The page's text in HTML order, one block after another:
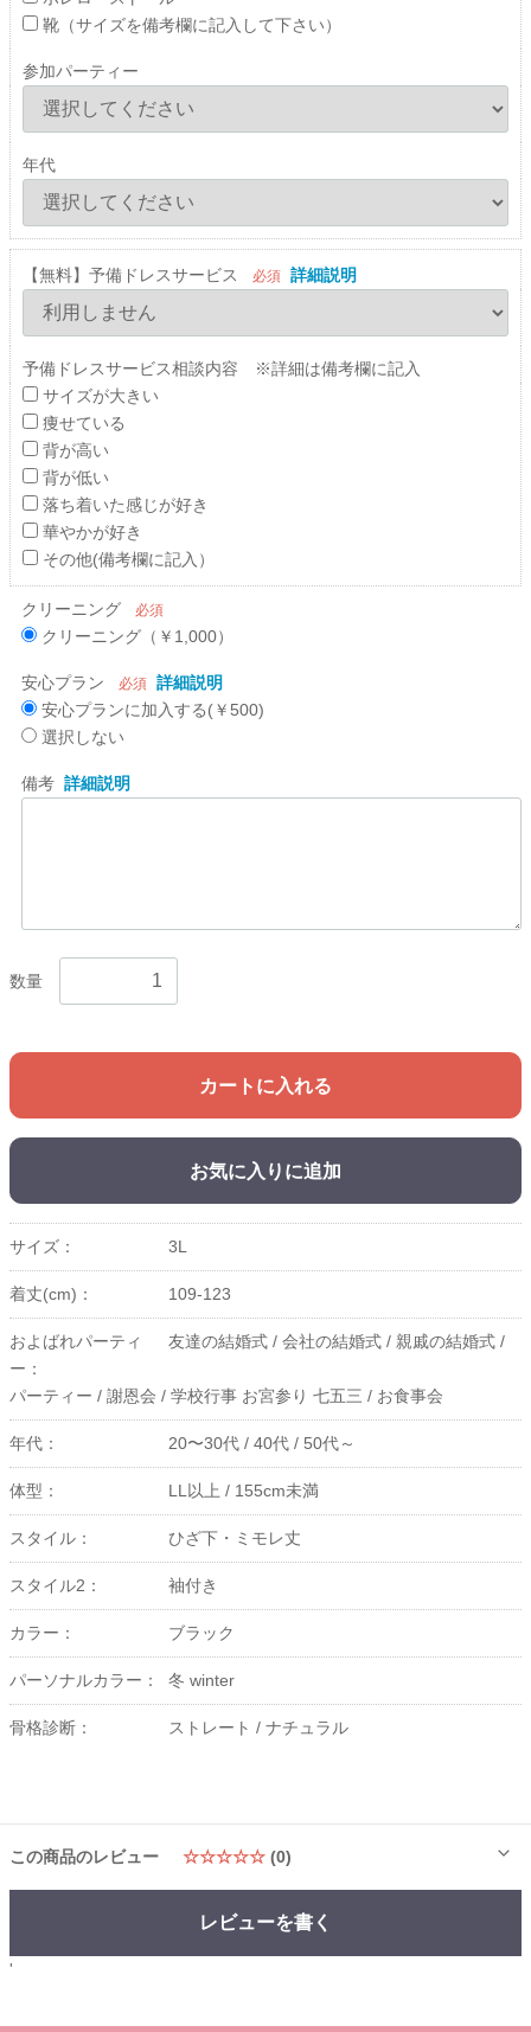
靴（サイズを備考欄に記入して下さい）
参加パーティー
年代
【無料】予備ドレスサービス 必須 詳細説明
予備ドレスサービス相談内容 ※詳細は備考欄に記入
サイズが大きい
痩せている
背が高い
背が低い
落ち着いた感じが好き
華やかが好き
その他(備考欄に記入）
クリーニング 必須
クリーニング（￥1,000）
安心プラン 必須 詳細説明
安心プランに加入する(￥500)
選択しない
備考 詳細説明
数量
カートに入れる
お気に入りに追加
サイズ： 3L
着丈(cm)： 109-123
およばれパーティ
ー：
友達の結婚式 / 会社の結婚式 / 親戚の結婚式 /
パーティー / 謝恩会 / 学校行事 お宮参り 七五三 / お食事会
年代： 20〜30代 / 40代 / 50代～
体型： LL以上 / 155cm未満
スタイル： ひざ下・ミモレ丈
スタイル2： 袖付き
カラー： ブラック
パーソナルカラー： 冬 winter
骨格診断： ストレート / ナチュラル
この商品のレビュー ☆☆☆☆☆ (0)
レビューを書く
'